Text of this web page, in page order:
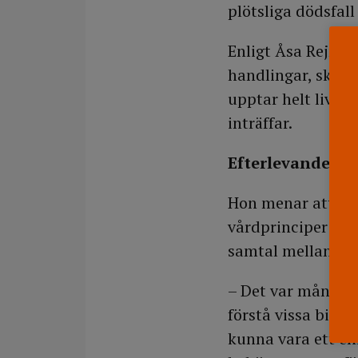
plötsliga
Enligt Åsa Rejnö
handlingar,
upptar helt livet
inträffar.
Hon menar att
vårdprinciper
samtal mellan de
– Det var många
förstå vissa bitar
kunna vara ett